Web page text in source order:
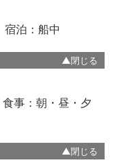
宿泊：船中
食事：朝・昼・夕